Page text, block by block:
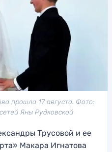
прошла 17 августа. Фото:
Яны Рудковской
Трусовой и ее
Макара Игнатова